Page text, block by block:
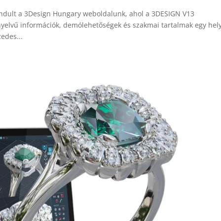
a 3Design Hungary weboldalunk, ahol a 3DESIGN V13
információk, demólehetőségek és szakmai tartalmak egy